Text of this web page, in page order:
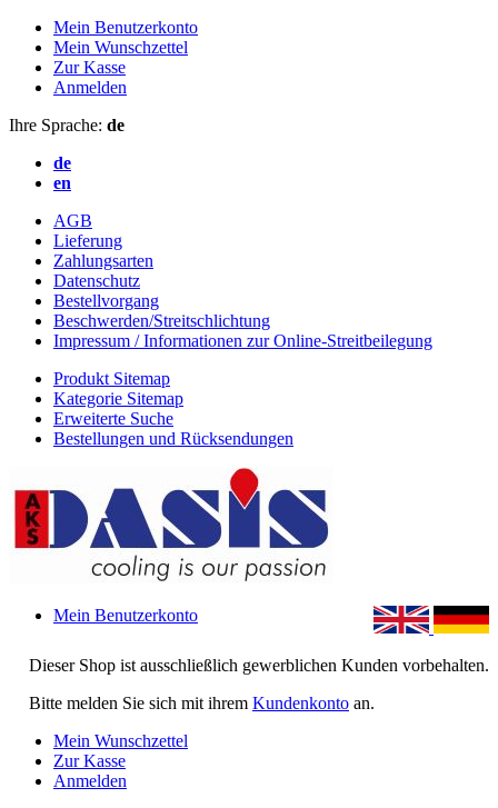
Mein Benutzerkonto
Mein Wunschzettel
Zur Kasse
Anmelden
Ihre Sprache: de
de
en
AGB
Lieferung
Zahlungsarten
Datenschutz
Bestellvorgang
Beschwerden/Streitschlichtung
Impressum / Informationen zur Online-Streitbeilegung
Produkt Sitemap
Kategorie Sitemap
Erweiterte Suche
Bestellungen und Rücksendungen
Dieser Shop ist ausschließlich gewerblichen Kunden vorbehalten.
Bitte melden Sie sich mit ihrem Kundenkonto an.
Mein Benutzerkonto
Mein Wunschzettel
Zur Kasse
Anmelden